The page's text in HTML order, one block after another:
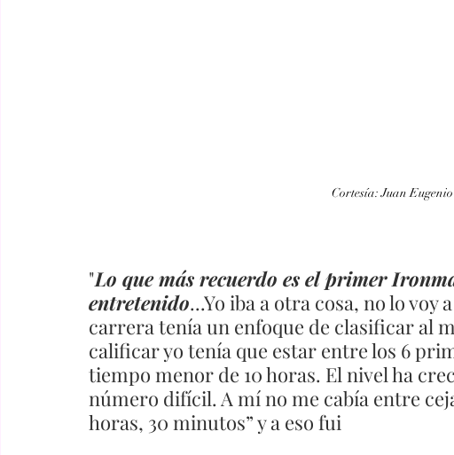
Cortesía: Juan
"Lo que más recuerdo es el primer
entretenido...Yo iba a otra cosa, no lo
carrera tenía un enfoque de clasificar al
calificar yo tenía que estar entre los 6
tiempo menor de 10 horas. El nivel ha
número difícil. A mí no me cabía entre
horas, 30 minutos” y a eso fui